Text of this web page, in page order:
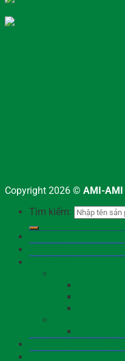
Copyright 2026 © AMI-AMI
Tìm kiếm: